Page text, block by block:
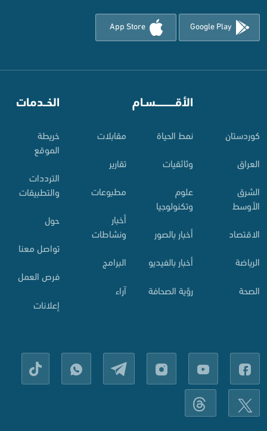
Google Play
App Store
کوردستان
العراق
الشرق
الأوسط
الاقتصاد
الرياضة
الصحة
الأقـــــــــــسـام
نمط الحياة
وثائقيات
علوم
وتكنولوجيا
أخبار بالصور
أخبار بالفيديو
رؤية الصحافة
مقابلات
تقارير
مطبوعات
أخبار
ونشاطات
البرامج
آراء
الخــدمات
خريطة
الموقع
الترددات
والتطبيقات
حول
تواصل معنا
فرص العمل
إعلانات